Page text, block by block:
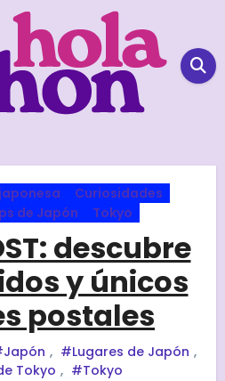
Curiosidades
de Japón Tokyo
descubre
y únicos
postales
, #Lugares de Japón ,
Tokyo , #Tokyo